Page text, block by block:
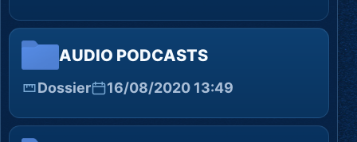
AUDIO PODCASTS
Dossier 16/08/2020 13:49